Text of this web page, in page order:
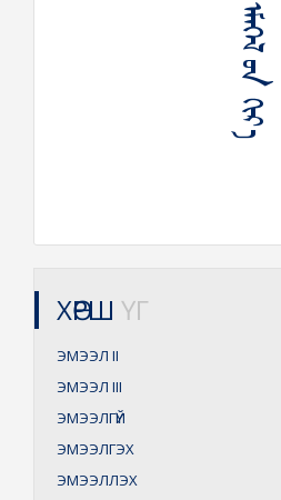
ᠡᠮᠡᠭᠡᠯ ᠦᠨ ᠬᠢᠷ᠎ᠠ
ХӨРШ ҮГ
ЭМЭЭЛ II
ЭМЭЭЛ III
ЭМЭЭЛГҮЙ
ЭМЭЭЛГЭХ
ЭМЭЭЛЛЭХ